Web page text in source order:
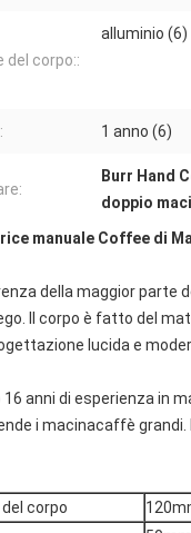
del corpo::
alluminio (6)
1 anno (6)
Burr Hand
doppio
manuale Coffee di
della maggior
Il corpo è fatto del
lucida e
16 anni di esperienza in
i macinacaffè
corpo